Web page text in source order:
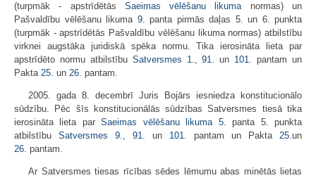
(turpmāk - apstrīdētās Saeimas vēlēšanu likumanormas) un
Pašvaldību vēlēšanu likuma 9. panta pirmās daļas 5. un 6. punkta
(turpmāk - apstrīdētās Pašvaldību vēlēšanu likuma normas) atbilstību
virknei augstāka juridiskā spēka normu. Tika ierosināta lieta par
apstrīdēto normu atbilstību Satversmes 1.,91.un 101. pantam un
Pakta 25. un 26. pantam.
2005. gada 8. decembrī Juris Bojārs iesniedza konstitucionālo
sūdzību. Pēc šīs konstitucionālās sūdzības Satversmes tiesā tika
ierosināta lieta parSaeimas vēlēšanu likuma 5. panta 5. punkta
atbilstību Satversmes 9., 91. un 101. pantam un Pakta 25.un
26. pantam.
Ar Satversmes tiesas rīcības sēdes lēmumu abas minētās lietas